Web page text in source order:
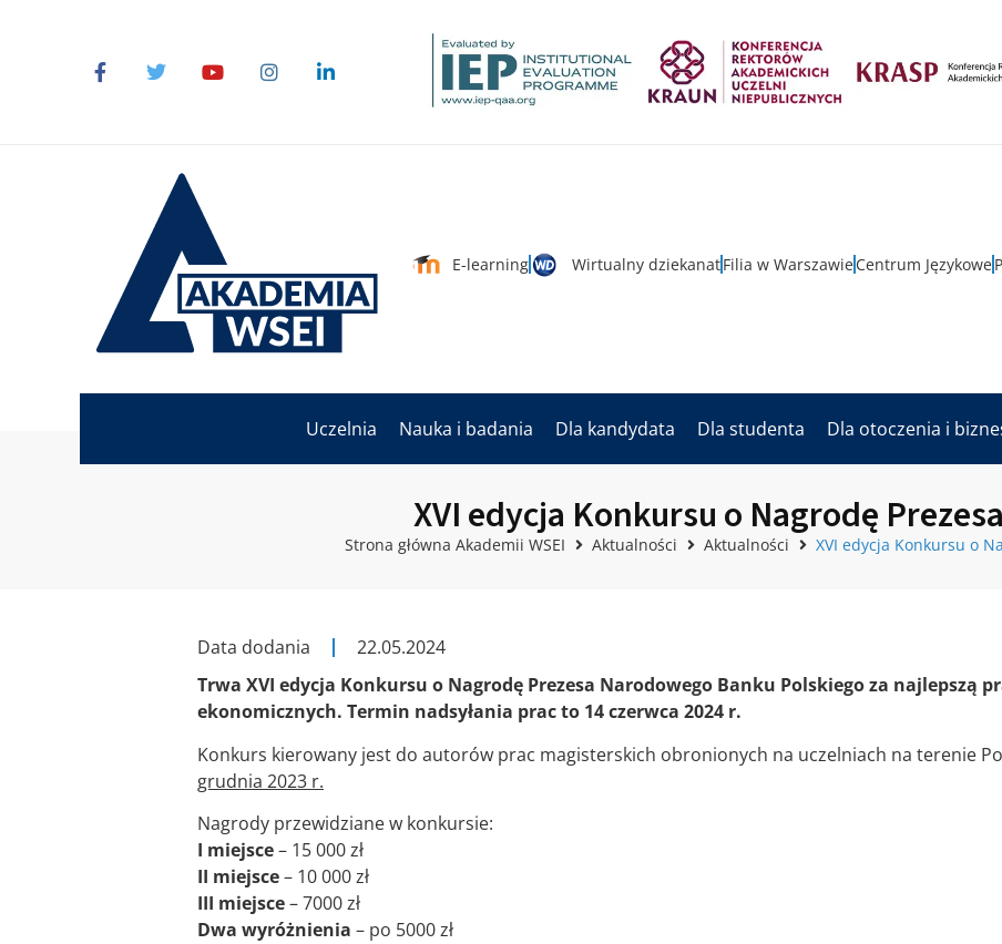
E-learning Wirtualny dziekanatFilia w WarszawieCentrum Językowe
Uczelnia Nauka i badania Dla kandydata Dla studenta Dla otoczenia i
XVI edycja Konkursu o Nagrodę
Strona główna Akademii WSEI Aktualności Aktualności XVI edycja Konkursu o
Data dodania
22.05.2024
Trwa XVI edycja Konkursu o Nagrodę Prezesa Narodowego Banku Polskiego za najlepszą
ekonomicznych. Termin nadsyłania prac to 14 czerwca 2024 r.
Konkurs kierowany jest do autorów prac magisterskich obronionych na uczelniach na terenie
grudnia 2023 r.
Nagrody przewidziane w konkursie:
I miejsce– 15 000 zł
II miejsce– 10 000 zł
III miejsce– 7000 zł
Dwa wyróżnienia – po 5000 zł